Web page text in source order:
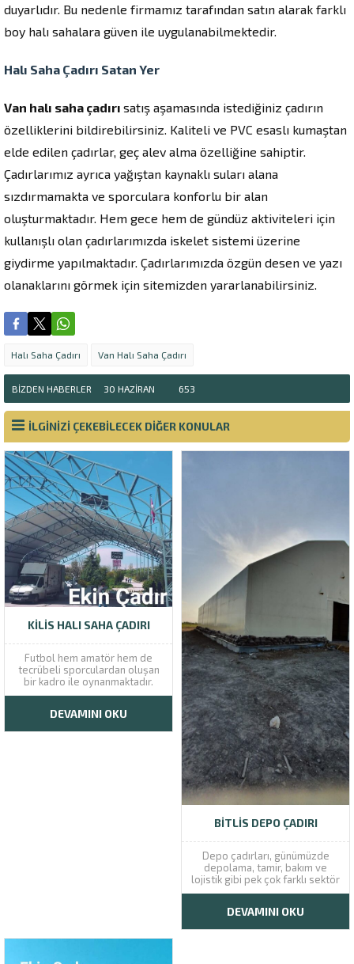
duyarlıdır. Bu nedenle firmamız tarafından satın alarak farklı
boy halı sahalara güven ile uygulanabilmektedir.
Halı Saha Çadırı Satan Yer
Van halı saha çadırı satış aşamasında istediğiniz çadırın
özelliklerini bildirebilirsiniz. Kaliteli ve PVC esaslı kumaştan
elde edilen çadırlar, geç alev alma özelliğine sahiptir.
Çadırlarımız ayrıca yağıştan kaynaklı suları alana
sızdırmamakta ve sporculara konforlu bir alan
oluşturmaktadır. Hem gece hem de gündüz aktiviteleri için
kullanışlı olan çadırlarımızda iskelet sistemi üzerine
giydirme yapılmaktadır. Çadırlarımızda özgün desen ve yazı
olanaklarını görmek için sitemizden yararlanabilirsiniz.
Halı Saha Çadırı Van Halı Saha Çadırı
BIZDEN HABERLER 30 HAZIRAN 653
İLGİNİZİ ÇEKEBİLECEK DİĞER KONULAR
KILIS HALI SAHA ÇADIRI
Futbol hem amatör hem de
tecrübeli sporculardan oluşan
bir kadro ile oynanmaktadır.
Gerek küçük müsabakalarda
futbol için halı sahalar tercih
edilmektedir. Halı saha sahipleri
DEVAMINI OKU
BITLIS DEPO ÇADIRI
Depo çadırları, günümüzde
depolama, tamir, bakım ve
lojistik gibi pek çok farklı sektör
için kolay kullanıma sahip olan
büyük hem de küçük şehirlerde
fazlaca kullanılmasının
DEVAMINI OKU